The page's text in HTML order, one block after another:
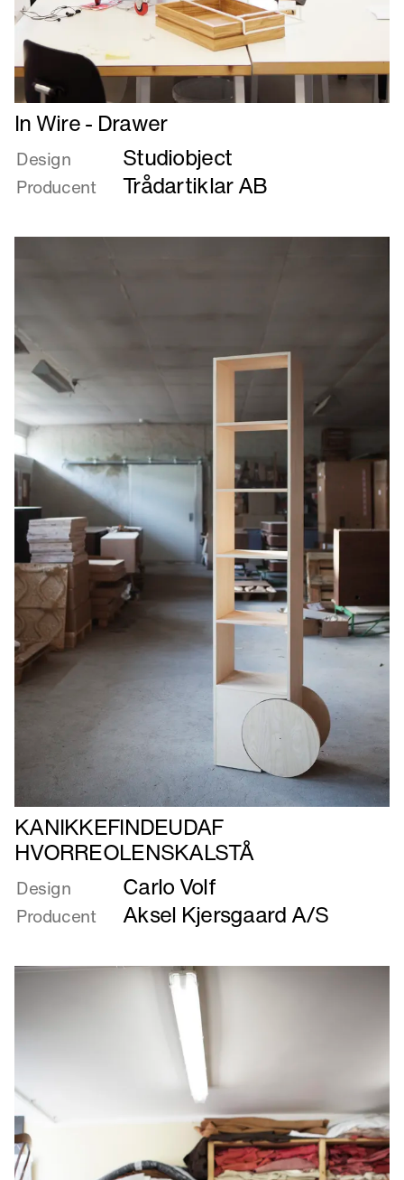
Læs
mere
om
In
Wire
Drawer
In Wire - Drawer
Design Studiobject
Producent Trådartiklar AB
Læs
mere
om
KANIKKEFINDEUDAF
HVORREOLENSKALSTÅ
KANIKKEFINDEUDAF
HVORREOLENSKALSTÅ
Design Carlo Volf
Producent Aksel Kjersgaard A/S